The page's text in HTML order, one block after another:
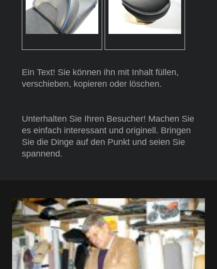
Ein Text! Sie können ihn mit Inhalt füllen,
verschieben, kopieren oder löschen.
Unterhalten Sie Ihren Besucher! Machen Sie
es einfach interessant und originell. Bringen
Sie die Dinge auf den Punkt und seien Sie
spannend.